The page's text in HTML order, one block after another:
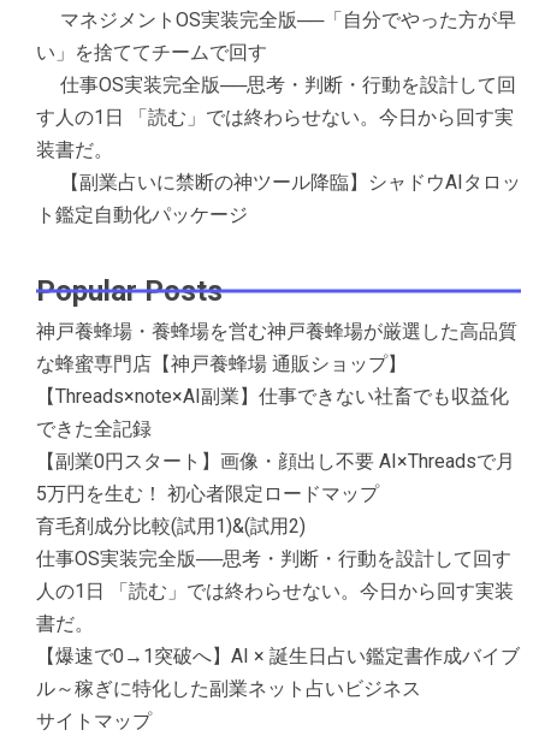
マネジメントOS実装完全版──「自分でやった方が早
い」を捨ててチームで回す
仕事OS実装完全版──思考・判断・行動を設計して回
す人の1日 「読む」では終わらせない。今日から回す実
装書だ。
【副業占いに禁断の神ツール降臨】シャドウAIタロッ
ト鑑定自動化パッケージ
Popular Posts
神戸養蜂場・養蜂場を営む神戸養蜂場が厳選した高品質
な蜂蜜専門店【神戸養蜂場 通販ショップ】
【Threads×note×AI副業】仕事できない社畜でも収益化
できた全記録
【副業0円スタート】画像・顔出し不要 AI×Threadsで月
5万円を生む！ 初心者限定ロードマップ
育毛剤成分比較(試用1)&(試用2)
仕事OS実装完全版──思考・判断・行動を設計して回す
人の1日 「読む」では終わらせない。今日から回す実装
書だ。
【爆速で0→1突破へ】AI × 誕生日占い鑑定書作成バイブ
ル～稼ぎに特化した副業ネット占いビジネス
サイトマップ